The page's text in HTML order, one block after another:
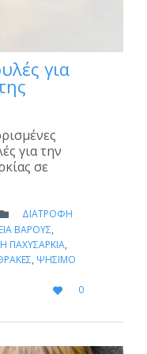
για
για την
σε
 CATEGORY
ΔΙΑΤΡΟΦΉ
ΒΆΡΟΥΣ,
ΠΑΧΥΣΑΡΚΊΑ,
, ΨΉΣΙΜΟ

LOVE
IT
0